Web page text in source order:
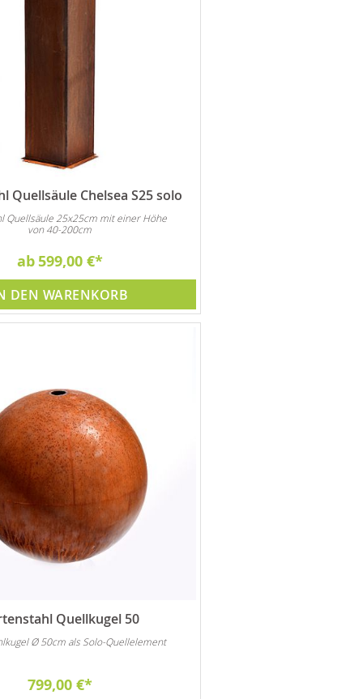
Quellsäule Chelsea S25 solo
Quellsäule 25x25cm mit einer Höhe
von 40-200cm
ab599,00 €
DEN WARENKORB
Quellkugel 50
Ø 50cm als Solo-Quellelement
799,00 €